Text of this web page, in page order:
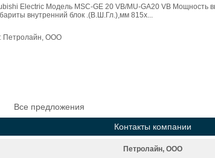
Electric Модель MSC-GE 20 VB/MU-GA20 VB Мощность
внутренний блок .(В.Ш.Гл.),мм 815x...
Петролайн, ООО
Все предложения
Контакты компании
Петролайн, ООО